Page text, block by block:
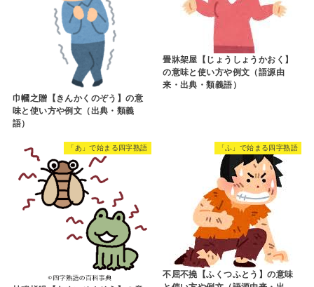
巾幗之贈【きんかくのぞう】の意
味と使い方や例文（出典・類義
語）
畳牀架屋【じょうしょうかおく】
の意味と使い方や例文（語源由
来・出典・類義語）
「あ」で始まる四字熟語 「ふ」で始まる四字熟語
不屈不撓【ふくつふとう】の意味